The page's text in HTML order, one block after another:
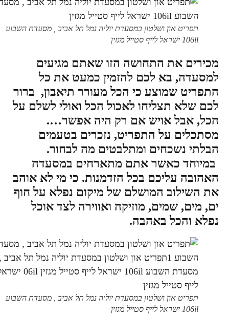
תפריט און ושלטון במסעדת יוליה נמל תל אביב , מסעדת השבוע
106il ישראל לייף סטייל מגזין
מכירים את התחושה הזו שאתם מגיעים
למסעדה, בא לכם להזמין כמעט את כל
התפריט שמוצע כי הכל מעורר תיאבון, ברור
לכם שלא תצליחו לאכול הכל ואולי לשלם על
הכל, אבל אויש אם רק היה אפשר….
מסתכלים על התפריט, נזכרים בטעמים
הבלתי נשכחים ומתלבטים מה לבחור.
במיוחד כאשר אתם מתארחים במסעדה
האהובה עליכם בכל הזדמנות. כי מי לא אוהב
את השילוב המושלם של מיקום נפלא על חוף
ים, מים, שמים, מוזיקה ואווירה לצד אוכל
נפלא והכל באהבה.
תפריט און ושלטון במסעדת יוליה נמל תל אביב , מסעדת השבוע
106il ישראל לייף סטייל מגזין